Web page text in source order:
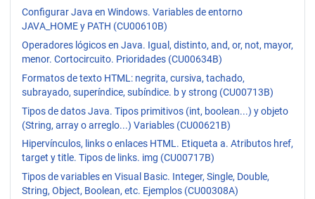
Configurar Java en Windows. Variables de entorno
JAVA_HOME y PATH (CU00610B)
Operadores lógicos en Java. Igual, distinto, and, or, not, mayor,
menor. Cortocircuito. Prioridades (CU00634B)
Formatos de texto HTML: negrita, cursiva, tachado,
subrayado, superíndice, subíndice. b y strong (CU00713B)
Tipos de datos Java. Tipos primitivos (int, boolean...) y objeto
(String, array o arreglo...) Variables (CU00621B)
Hipervínculos, links o enlaces HTML. Etiqueta a. Atributos href,
target y title. Tipos de links. img (CU00717B)
Tipos de variables en Visual Basic. Integer, Single, Double,
String, Object, Boolean, etc. Ejemplos (CU00308A)